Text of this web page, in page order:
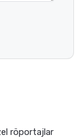
röportajlar